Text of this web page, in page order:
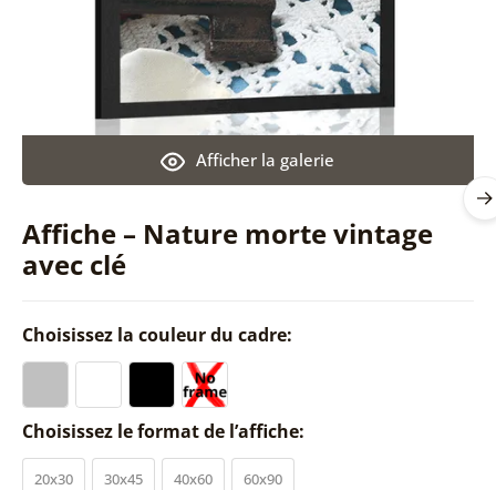
Affiche – Nature morte vintage
avec clé
Afficher la galerie
Choisissez la couleur du cadre:
Choisissez le format de l’affiche:
20x30 30x45 40x60 60x90